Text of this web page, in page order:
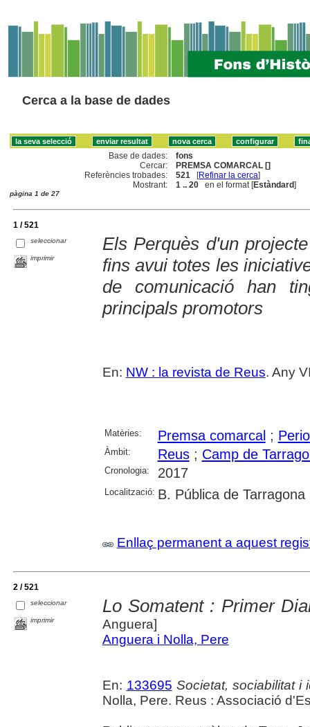
Cerca a la base de dades
Base de dades:
fons
Cercar:
PREMSA COMARCAL []
Referències trobades:
521 [Refinar la cerca]
Mostrant:
1 .. 20 en el format [Estàndard]
pàgina 1 de 27
1 / 521
seleccionar
imprimir
Els Perquès d'un
fins avui totes les
de comunicació han
principals promotors
En: NW : la revista de Reus. Any
Matèries: Premsa comarcal ;
Àmbit: Reus; Camp de
Cronologia: 2017
Localització: B. Pública de Tarragona
Enllaç permanent a aquest
2 / 521
seleccionar
imprimir
Lo Somatent : Primer
Anguera]
Anguera i Nolla, Pere
En: 133695 Societat, sociabilitat i
Nolla, Pere. Reus : Associació